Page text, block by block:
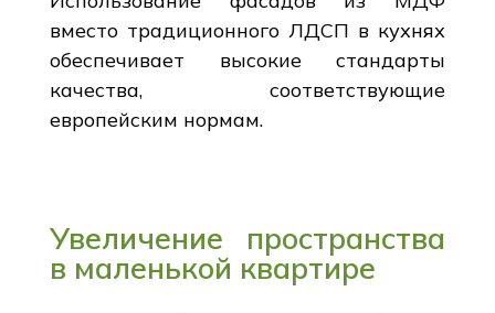
вместо традиционного ЛДСП в кухнях
обеспечивает высокие стандарты
качества, соответствующие
европейским нормам.
Увеличение пространства
в маленькой квартире